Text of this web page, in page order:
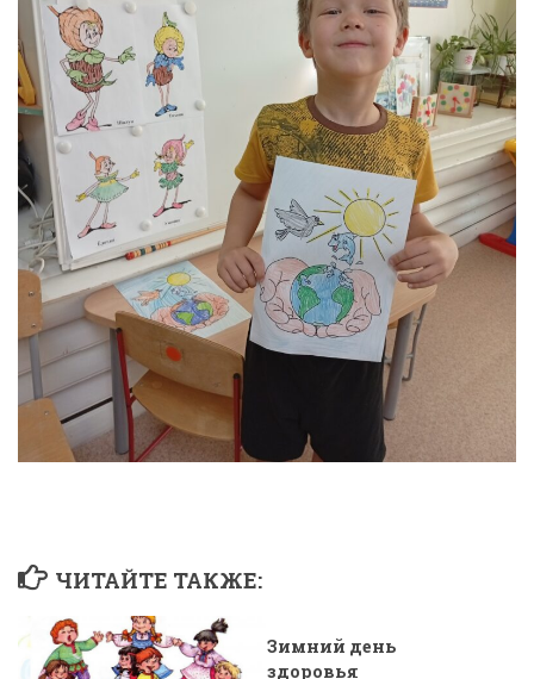
ЧИТАЙТЕ ТАКЖЕ:
Зимний день
здоровья